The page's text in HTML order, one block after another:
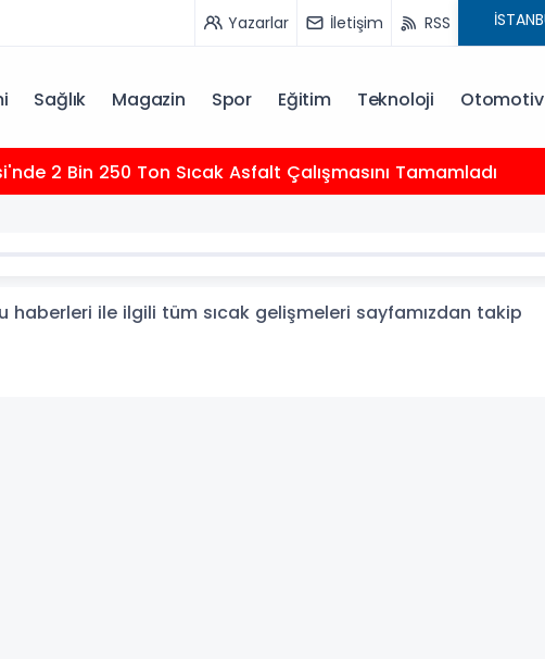
Yazarlar İletişim RSS
Sağlık Magazin Spor Eğitim Teknoloji Otomotiv
2 Bin 250 Ton Sıcak Asfalt Çalışmasını Tamamladı
ile ilgili tüm sıcak gelişmeleri sayfamızdan takip